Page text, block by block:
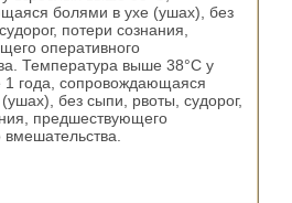
болями в ухе (ушах), без
потери сознания,
оперативного
Температура выше 38°С у
1 года, сопровождающаяся
без сыпи, рвоты, судорог,
предшествующего